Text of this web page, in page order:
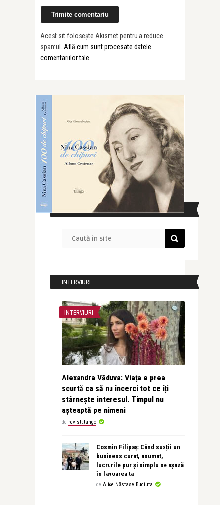
Acest sit folosește Akismet pentru a reduce
spamul. Află cum sunt procesate datele
comentariilor tale
CAUTĂ ÎN SITE
INTERVIURI
INTERVIURI
Alexandra Văduva: Viața e prea
scurtă ca să nu încerci tot ce îți
stârnește interesul. Timpul nu
așteaptă pe nimeni
de revistatango
Cosmin Filipaș: Când susții un
business curat, asumat,
lucrurile pur și simplu se așază
în favoarea ta
de Alice Năstase Buciuta